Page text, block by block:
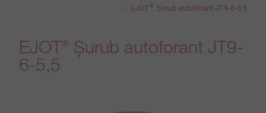
EJOT® Șurub autoforant JT9-6-5,5
EJOT® Șurub autoforant JT9-
6-5,5